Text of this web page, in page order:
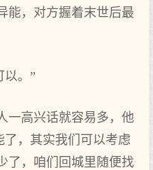
能，对方握着末世后最
以。”
一高兴话就容易多，他
，其实我们可以考虑
了，咱们回城里随便找